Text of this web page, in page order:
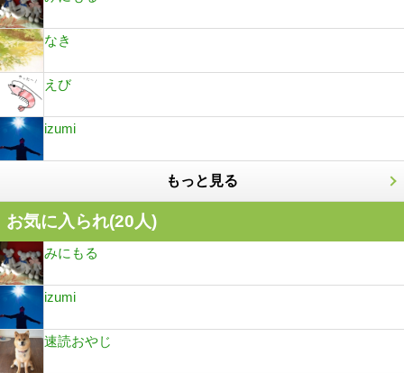
なき
えび
izumi
もっと見る
お気に入られ(20人)
みにもる
izumi
速読おやじ